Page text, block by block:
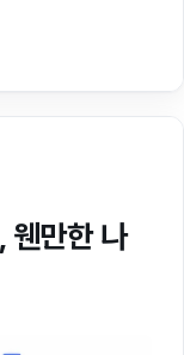
웬만한 나